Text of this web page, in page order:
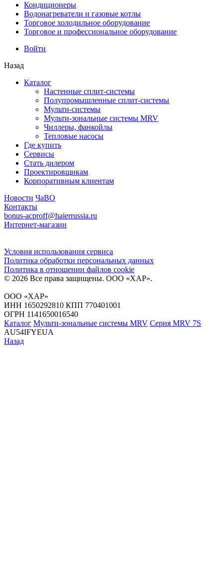
Кондиционеры
Водонагреватели и газовые котлы
Торговое холодильное оборудование
Торговое и профессиональное оборудование
Войти
Назад
Каталог
Настенные сплит-системы
Полупромышленные сплит-системы
Мульти-системы
Мульти-зональные системы MRV
Чиллеры, фанкойлы
Тепловые насосы
Где купить
Сервисы
Стать дилером
Проектировщикам
Корпоративным клиентам
Новости ЧаВО
Контакты
bonus-acproff@haierrussia.ru
Интернет-магазин
Условия использования сервиса
Политика обработки персональных данных
Политика в отношении файлов сookie
© 2026 Все права защищены. ООО «ХАР».
ООО «ХАР»
ИНН 1650292810 КПП 770401001
ОГРН 1141650016540
Каталог Мульти-зональные системы MRV Серия MRV 7S
AU54IFYEUA
Назад